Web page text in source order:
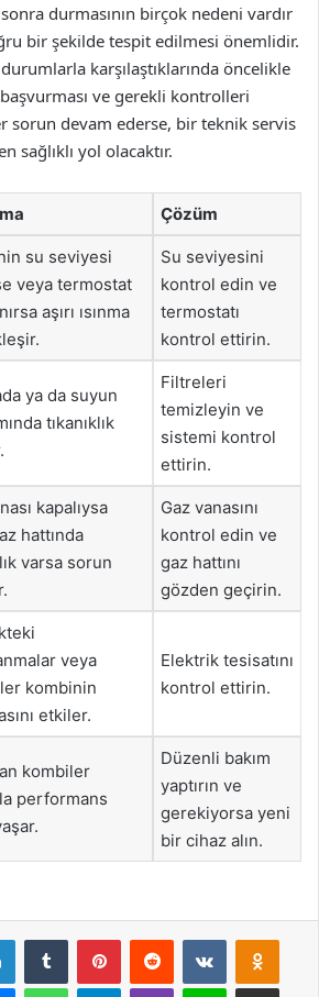
durmasının birçok nedeni vardır
bir şekilde tespit edilmesi önemlidir.
karşılaştıklarında öncelikle
ve gerekli kontrolleri
sorun devam ederse, bir teknik servis
sağlıklı yol olacaktır.
Çözüm
su seviyesi
veya termostat
aşırı ısınma
Su seviyesini
kontrol edin ve
termostatı
kontrol ettirin.
ya da suyun
tıkanıklık
Filtreleri
temizleyin ve
sistemi kontrol
ettirin.
kapalıysa
hattında
varsa sorun
Gaz vanasını
kontrol edin ve
gaz hattını
gözden geçirin.
veya
kombinin
etkiler.
Elektrik tesisatını
kontrol ettirin.
kombiler
performans
Düzenli bakım
yaptırın ve
gerekiyorsa yeni
bir cihaz alın.
LinkedInTumblr PinterestReddit VKontakte
MessengerWhatsAppTelegramViber Line E-Posta ile